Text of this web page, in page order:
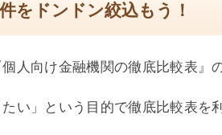
をドンドン絞込もう！
人向け金融機関の徹底比較表』
い」という目的で徹底比較表を